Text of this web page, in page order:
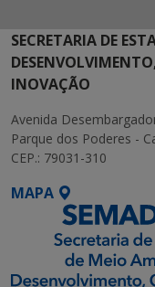
SECRETARIA DE
INOVAÇÃO
Avenida
Parque dos Poderes -
CEP.: 79031-310
MAPA